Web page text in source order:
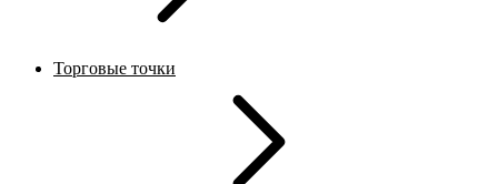
Торговые точки